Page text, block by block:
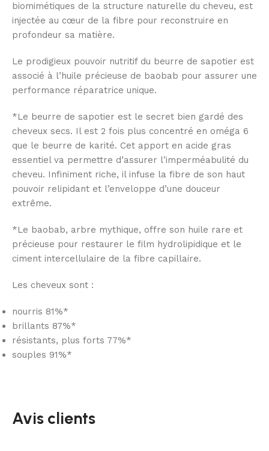
biomimétiques de la structure naturelle du cheveu, est
injectée au cœur de la fibre pour reconstruire en
profondeur sa matière.
Le prodigieux pouvoir nutritif du beurre de sapotier est
associé à l’huile précieuse de baobab pour assurer une
performance réparatrice unique.
*Le beurre de sapotier est le secret bien gardé des
cheveux secs. Il est 2 fois plus concentré en oméga 6
que le beurre de karité. Cet apport en acide gras
essentiel va permettre d’assurer l’imperméabulité du
cheveu. Infiniment riche, il infuse la fibre de son haut
pouvoir relipidant et l’enveloppe d’une douceur
extrême.
*Le baobab, arbre mythique, offre son huile rare et
précieuse pour restaurer le film hydrolipidique et le
ciment intercellulaire de la fibre capillaire.
Les cheveux sont :
nourris 81%*
brillants 87%*
résistants, plus forts 77%*
souples 91%*
Avis clients